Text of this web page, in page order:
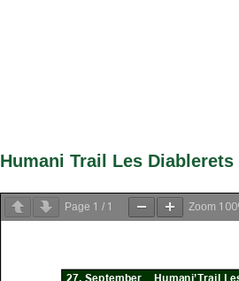
Humani Trail Les
Page 1 / 1 Zoom